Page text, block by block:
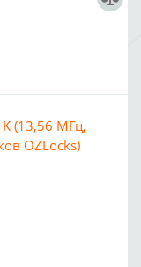
(13,56 МГц,
OZLocks)